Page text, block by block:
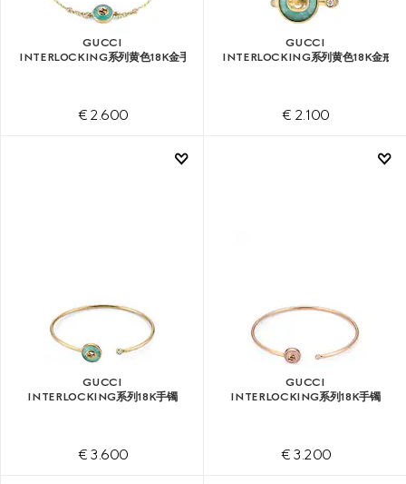
GUCCI
INTERLOCKING系列黄色18K金手链
€ 2.600
GUCCI
INTERLOCKING系列黄色18K金戒指
€ 2.100
GUCCI
INTERLOCKING系列18K手镯
€ 3.600
GUCCI
INTERLOCKING系列18K手镯
€ 3.200